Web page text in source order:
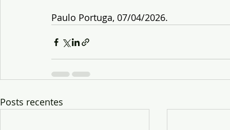
Paulo Portuga, 07/04/2026.
Posts recentes